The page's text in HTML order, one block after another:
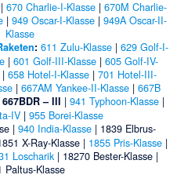
670 Charlie-I-Klasse| 670M Charlie-
| 949 Oscar-I-Klasse| 949A Oscar-II-
Klasse
: 611 Zulu-Klasse| 629 Golf-I-
| 601 Golf-III-Klasse | 605 Golf-IV-
658 Hotel-I-Klasse| 701 Hotel-III-
| 667AM Yankee-II-Klasse | 667B
667BDR – III | 941 Typhoon-Klasse|
IV | 955 Borei-Klasse
| 940 India-Klasse | 1839 Elbrus-
X-Ray-Klasse | 1855 Pris-Klasse |
Loscharik| 18270 Bester-Klasse |
Paltus-Klasse